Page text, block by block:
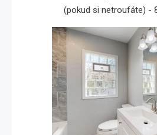
(pokud si netroufáte) -